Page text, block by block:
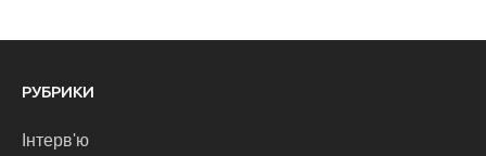
РУБРИКИ
Інтерв'ю